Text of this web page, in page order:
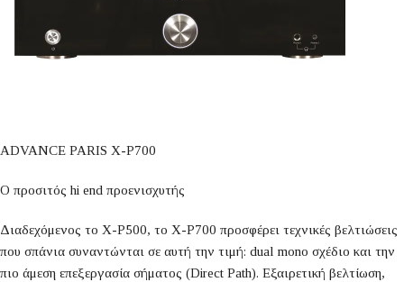
ADVANCE PARIS X-P700
Ο προσιτός hi end προενισχυτής
Διαδεχόμενος το X-P500, το X-P700 προσφέρει τεχνικές βελτιώσεις
που σπάνια συναντώνται σε αυτή την τιμή: dual mono σχέδιο και την
πιο άμεση επεξεργασία σήματος (Direct Path). Εξαιρετική βελτίωση,